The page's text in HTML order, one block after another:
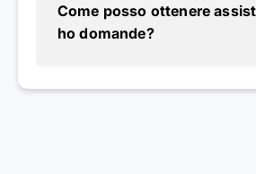
Come posso ottenere
ho domande?